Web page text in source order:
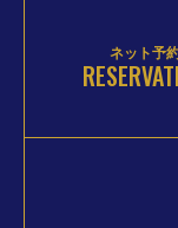
ネット予